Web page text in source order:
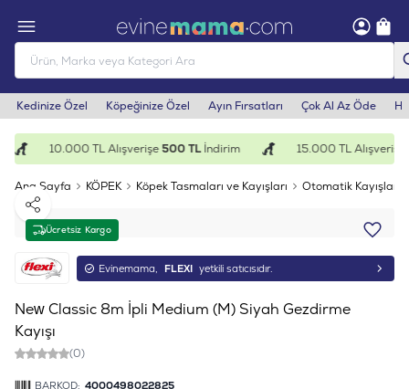
Kedinize Özel Köpeğinize Özel Ayın Fırsatları Çok Al Az Öde
10.000 TL Alışverişe500 TLİndirim 15.000 TL Alışverişe
Ana Sayfa KÖPEK Köpek Tasmaları ve Kayışları Otomatik Kayışlar
Ücretsiz Kargo
Paylaş
Evinemama, FLEXI yetkili satıcısıdır.
New Classic 8m İpli Medium (M) Siyah Gezdirme
Kayışı
(0)
BARKOD: 4000498022825